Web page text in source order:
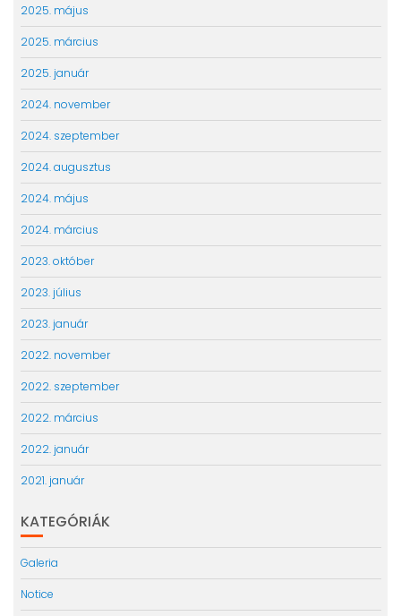
2025. május
2025. március
2025. január
2024. november
2024. szeptember
2024. augusztus
2024. május
2024. március
2023. október
2023. július
2023. január
2022. november
2022. szeptember
2022. március
2022. január
2021. január
KATEGÓRIÁK
Galeria
Notice